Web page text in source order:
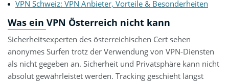
VPN Schweiz: VPN Anbieter, Vorteile & Besonderheiten
Was ein VPN Österreich nicht kann
Sicherheitsexperten des österreichischen Cert sehen
anonymes Surfen trotz der Verwendung von VPN-Diensten
als nicht gegeben an. Sicherheit und Privatsphäre kann nicht
absolut gewährleistet werden. Tracking geschieht längst